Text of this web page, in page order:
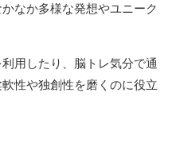
なか多様な発想やユニーク
用したり、脳トレ気分で通
性や独創性を磨くのに役立